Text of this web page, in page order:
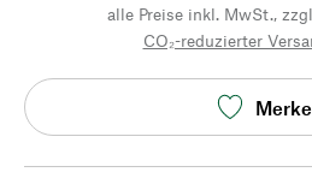
alle Preise inkl. MwSt.,
CO₂-reduzierter